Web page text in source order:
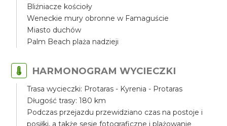
Bliźniacze kościoły
Weneckie mury obronne w Famaguście
Miasto duchów
Palm Beach plaża nadzieji
HARMONOGRAM WYCIECZKI
Trasa wycieczki: Protaras - Kyrenia - Protaras
Długość trasy: 180 km
Podczas przejazdu przewidziano czas na postoje i
posiłki, a także sesje fotograficzne i plażowanie